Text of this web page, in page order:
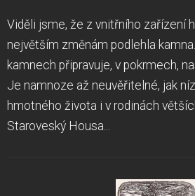
Viděli jsme, že z vnitřního zařízení
největším změnám podlehla
kamnech připravuje, v pokrmech,
Je namnoze až neuvěřitelné, jak
hmotného života i v rodinách
Staroveský Housa...